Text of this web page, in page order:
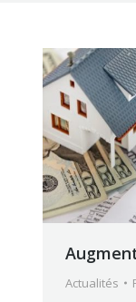
Actualités